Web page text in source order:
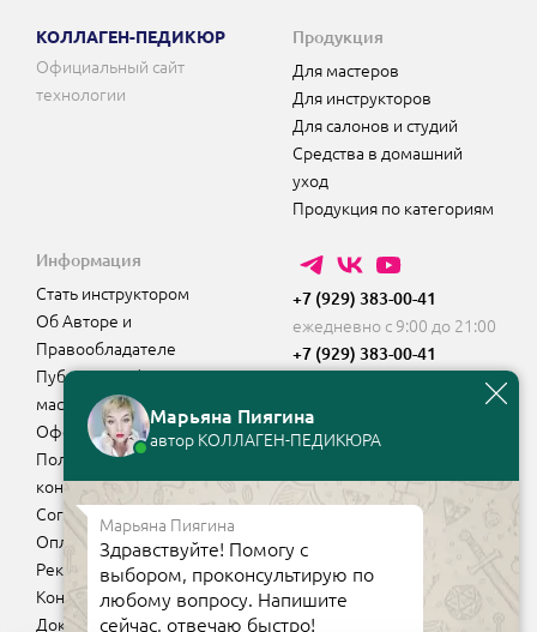
КОЛЛАГЕН-ПЕДИКЮР
Официальный сайт
технологии
Продукция
Для мастеров
Для инструкторов
Для салонов и студий
Средства в домашний
уход
Продукция по категориям
Информация
Стать инструктором
Об Авторе и
Правообладателе
Публичная оферта для
мастеров
Оферта для инструкторов
Политика
конфиденциальности
Согласие на рассылки
Оплата, доставка, возврат
Реквизиты компании
Контакты
Документы на продукцию
+7 (929) 383-00-41
ежедневно с 9:00 до 21:00
+7 (929) 383-00-41
Марьяна Пиягина
автор КОЛЛАГЕН-ПЕДИКЮРА
Марьяна Пиягина
Здравствуйте! Помогу с
выбором, проконсультирую по
любому вопросу. Напишите
сейчас, отвечаю быстро!